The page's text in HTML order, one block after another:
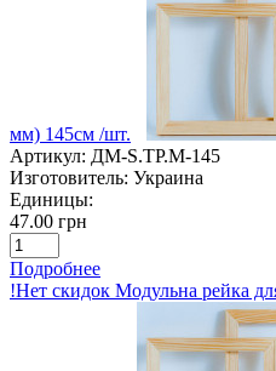
мм) 145см /шт.
Артикул: ДМ-S.TP.M-145
Изготовитель: Украина
Единицы:
47.00 грн
Подробнее
!Нет скидок Модульна рейка